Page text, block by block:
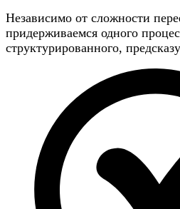
Независимо от сложности
придерживаемся одного
структурированного,